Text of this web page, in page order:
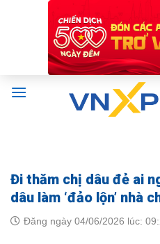
Đi thăm chị dâu đẻ ai
dâu làm ‘đảo lộn’ nhà
Đăng ngày 04/06/2026 lúc: